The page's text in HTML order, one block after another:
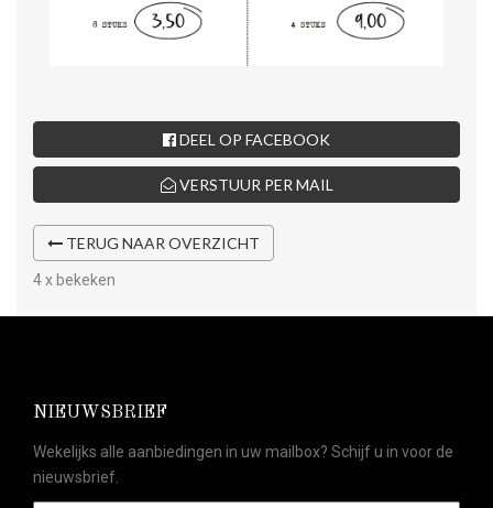
DEEL OP FACEBOOK
VERSTUUR PER MAIL
TERUG NAAR OVERZICHT
4 x bekeken
NIEUWSBRIEF
Wekelijks alle aanbiedingen in uw mailbox? Schijf u in voor de
nieuwsbrief.